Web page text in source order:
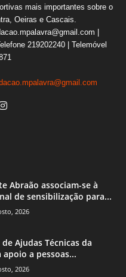
mais importantes sobre o
Oeiras e Cascais.
|
219202240 | Telemóvel
Abraão associam-se à
de sensibilização para...
2026
Ajudas Técnicas da
a pessoas...
2026